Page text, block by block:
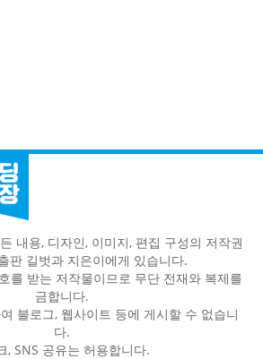
내용, 디자인, 이미지, 편집 구성의 저작권
판 길벗과 지은이에게 있습니다.
를 받는 저작물이므로 무단 전재와 복제를
금합니다.
블로그, 웹사이트 등에 게시할 수 없습니
다.
, SNS 공유는 허용합니다.